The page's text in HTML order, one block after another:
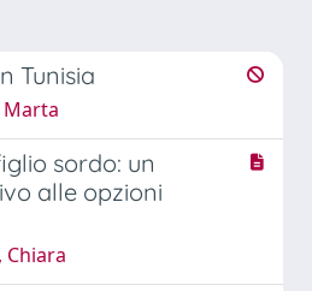
Tunisia
Marta
sordo: un
alle opzioni
Chiara